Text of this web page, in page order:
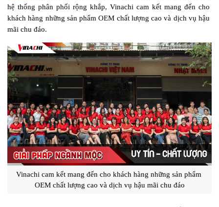
hệ thống phân phối rộng khắp, Vinachi cam kết mang đến cho
khách hàng những sản phẩm OEM chất lượng cao và dịch vụ hậu
mãi chu đáo.
Vinachi cam kết mang đến cho khách hàng những sản phẩm
OEM chất lượng cao và dịch vụ hậu mãi chu đáo